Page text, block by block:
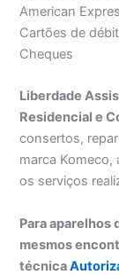
American
Cartões de
Cheques
Liberdade
Residencial e
consertos,
marca Komeco,
os serviços
Para aparelhos
mesmos
técnica